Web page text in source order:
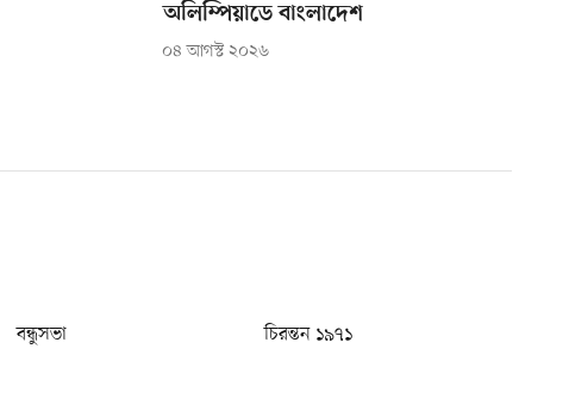
অলিম্পিয়াডে বাংলাদেশ
০৪ আগস্ট ২০২৬
বন্ধুসভা
চিরন্তন ১৯৭১